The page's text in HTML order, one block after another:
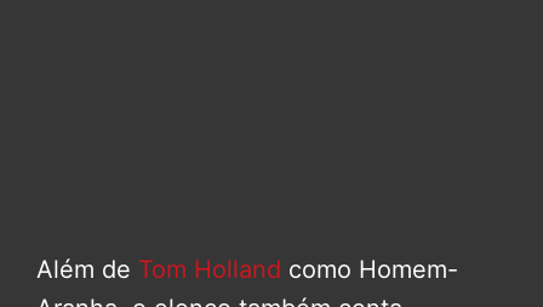
Além de Tom Holland como Homem-